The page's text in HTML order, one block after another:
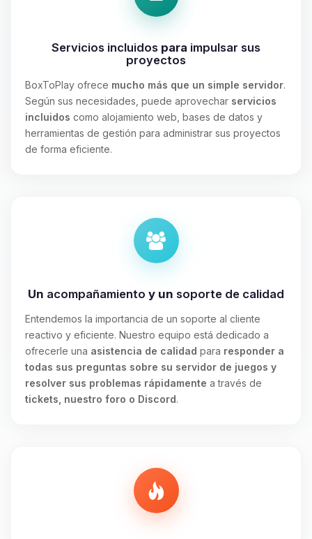
Servicios incluidos para impulsar sus
proyectos
BoxToPlay ofrece mucho más que un simple servidor.
Según sus necesidades, puede aprovechar servicios
incluidos como alojamiento web, bases de datos y
herramientas de gestión para administrar sus proyectos
de forma eficiente.
Un acompañamiento y un soporte de calidad
Entendemos la importancia de un soporte al cliente
reactivo y eficiente. Nuestro equipo está dedicado a
ofrecerle una asistencia de calidad para responder a
todas sus preguntas sobre su servidor de juegos y
resolver sus problemas rápidamente a través de
tickets, nuestro foro o Discord.